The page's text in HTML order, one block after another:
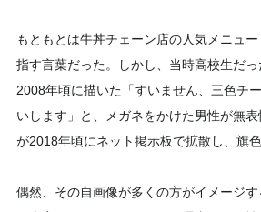
もともとは牛丼チェーン店の人気メニュ
指す言葉だった。しかし、当時高校生だ
2008年頃に描いた「すいません、三色チ
いします」と、メガネをかけた男性が無
が2018年頃にネット掲示板で拡散し、旗色
偶然、その自画像が多くの方がイメージす